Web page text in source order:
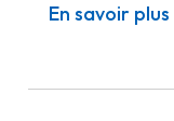
En savoir plus